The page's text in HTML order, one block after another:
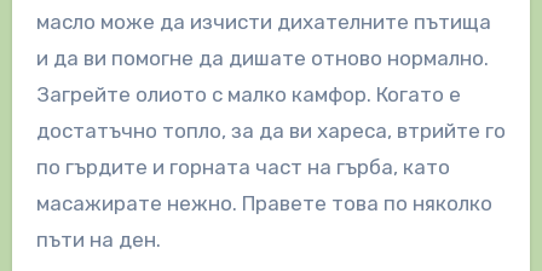
масло може да изчисти дихателните пътища
и да ви помогне да дишате отново нормално.
Загрейте олиото с малко камфор. Когато е
достатъчно топло, за да ви хареса, втрийте го
по гърдите и горната част на гърба, като
масажирате нежно. Правете това по няколко
пъти на ден.